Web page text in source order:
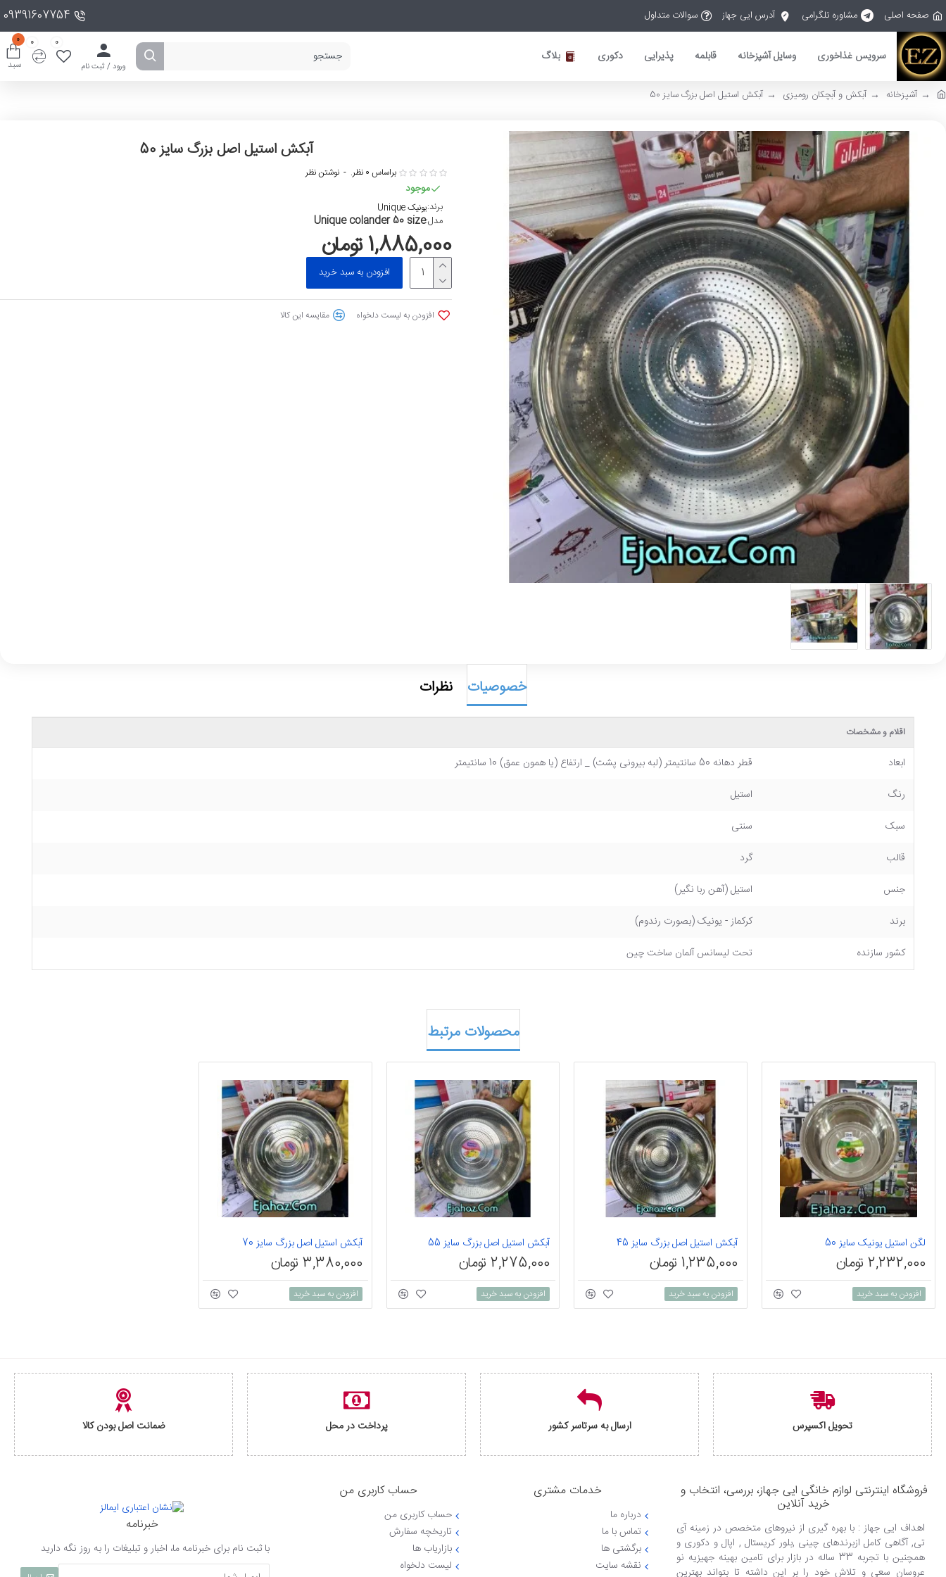
صفحه اصلی مشاوره تلگرامی آدرس ایی جهاز سوالات متداول 09391607754
سرویس غذاخوری وسایل آشپزخانه قابلمه پذیرایی دکوری بلاگ
ورود / ثبت نام
0
0
سبد
0
آشپزخانه آبکش و آبچکان رومیزی آبکش استیل اصل بزرگ سایز 50
آبکش استیل اصل بزرگ سایز 50
موجود
برند:یونیک Unique
مدل:Unique colander 50 size
براساس 0 نظر. - نوشتن نظر
1,885,000 تومان
افزودن به سبد خرید
افزودن به لیست دلخواه مقایسه این کالا
خصوصیات نظرات
اقلام و مشخصات
ابعاد
قطر دهانه 50 سانتیمتر (لبه بیرونی پشت) _ ارتفاع (یا همون عمق) 10 سانتیمتر
رنگ
استیل
سبک
سنتی
قالب
گرد
جنس
استیل (آهن ربا نگیر)
برند
کرکماز - یونیک (بصورت رندوم)
کشور سازنده
تحت لیسانس آلمان ساخت چین
محصولات مرتبط
لگن استیل یونیک سایز 50
2,232,000 تومان
افزودن به سبد خرید
آبکش استیل اصل بزرگ سایز 45
1,235,000 تومان
افزودن به سبد خرید
آبکش استیل اصل بزرگ سایز 55
2,275,000 تومان
افزودن به سبد خرید
آبکش استیل اصل بزرگ سایز 70
3,380,000 تومان
افزودن به سبد خرید
تحویل اکسپرس ارسال به سرتاسر کشور پرداخت در محل ضمانت اصل بودن کالا
فروشگاه اینترنتی لوازم خانگی ایی جهاز، بررسی، انتخاب و
خرید آنلاین
اهداف ایی جهاز : با بهره گیری از نیروهای متخصص در زمینه آی
تی, آگاهی کامل ازبرندهای چینی ,بلور کریستال , اپال و دکوری و
همچنین با تجربه 33 ساله در بازار برای تامین بهینه جهیزیه نو
عروسان سعی و تلاش خود را بر این داشته تا بتواند بهترین
خدمات مشتری
درباره ما
تماس با ما
برگشتی ها
نقشه سایت
حساب کاربری من
حساب کاربری من
تاریخچه سفارش
بازاریاب ها
لیست دلخواه
خبرنامه
با ثبت نام برای خبرنامه ما، اخبار و تبلیغات را به روز نگه دارید